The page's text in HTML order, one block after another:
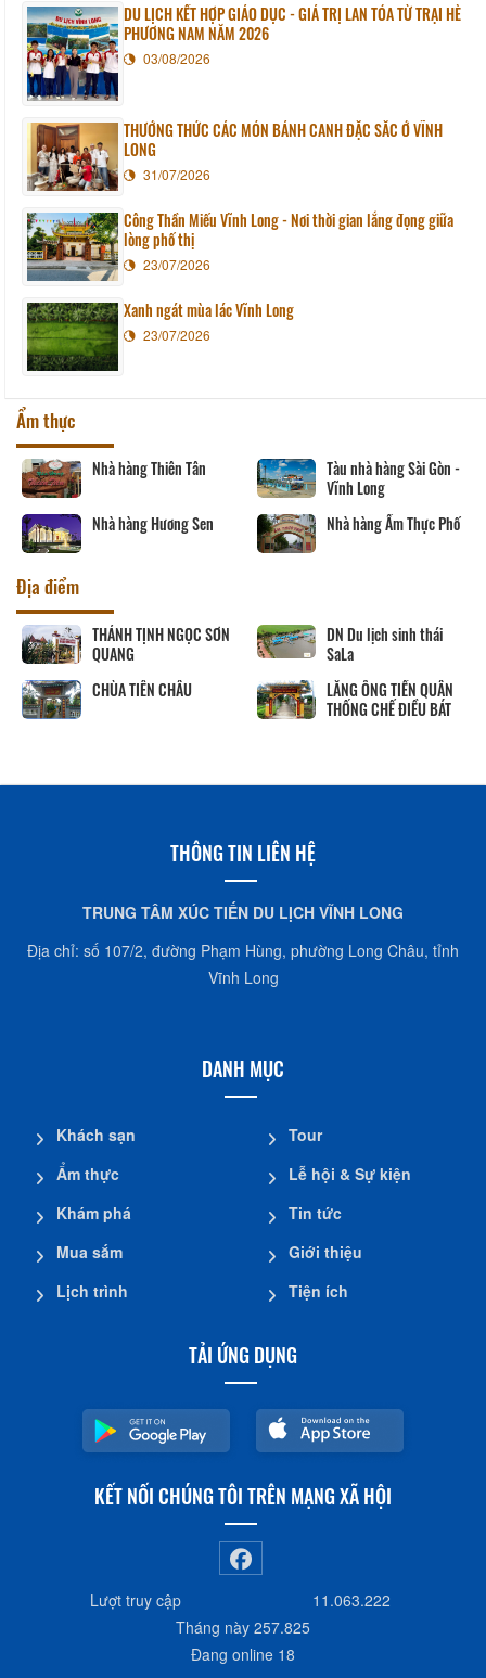
DU LỊCH KẾT HỢP GIÁO DỤC - GIÁ TRỊ LAN TỎA TỪ TRẠI HÈ
PHƯƠNG NAM NĂM 2026
03/08/2026
THƯỞNG THỨC CÁC MÓN BÁNH CANH ĐẶC SẮC Ở VĨNH
LONG
31/07/2026
Công Thần Miếu Vĩnh Long - Nơi thời gian lắng đọng giữa
lòng phố thị
23/07/2026
Xanh ngát mùa lác Vĩnh Long
23/07/2026
Ẩm thực
Nhà hàng Thiên Tân
Tàu nhà hàng Sài Gòn -
Vĩnh Long
Nhà hàng Hương Sen
Nhà hàng Ẩm Thực Phố
Địa điểm
THÁNH TỊNH NGỌC SƠN
QUANG
DN Du lịch sinh thái
SaLa
CHÙA TIÊN CHÂU
LĂNG ÔNG TIỀN QUÂN
THỐNG CHẾ ĐIỀU BÁT
THÔNG TIN LIÊN HỆ
TRUNG TÂM XÚC TIẾN DU LỊCH VĨNH LONG
Địa chỉ: số 107/2, đường Phạm Hùng, phường Long Châu, tỉnh
Vĩnh Long
DANH MỤC
Khách sạn
Ẩm thực
Khám phá
Mua sắm
Lịch trình
Tour
Lễ hội & Sự kiện
Tin tức
Giới thiệu
Tiện ích
TẢI ỨNG DỤNG
KẾT NỐI CHÚNG TÔI TRÊN MẠNG XÃ HỘI
Lượt truy cập
11.063.222
Tháng này 257.825
Đang online 18